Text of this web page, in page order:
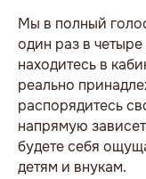
Мы в полный
один раз в
находитесь в
реально
распорядитесь
напрямую
будете себя
детям и внукам.